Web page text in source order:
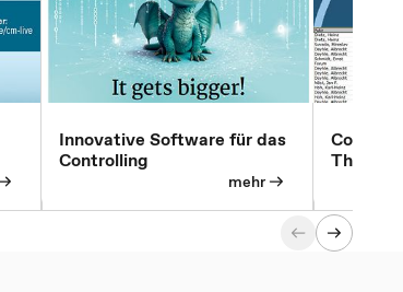
Innovative Software für das
Controlling
mehr